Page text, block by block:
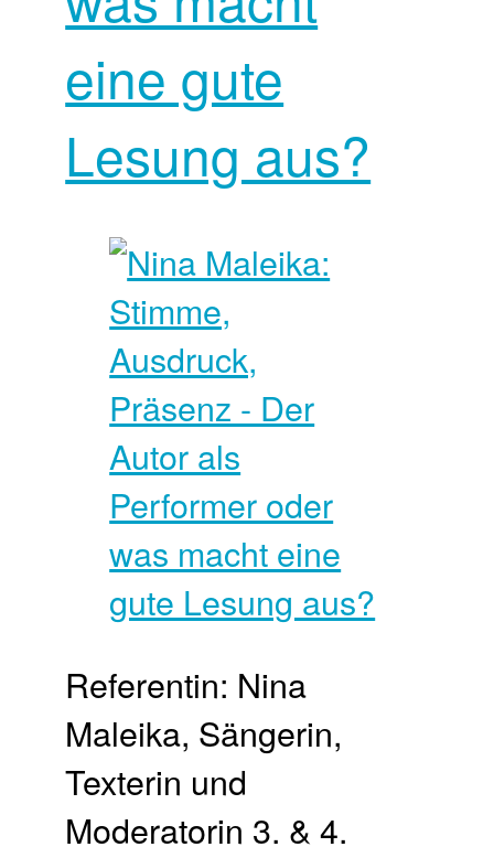
eine gute
Lesung aus?
Referentin: Nina
Maleika, Sängerin,
Texterin und
Moderatorin 3. & 4.